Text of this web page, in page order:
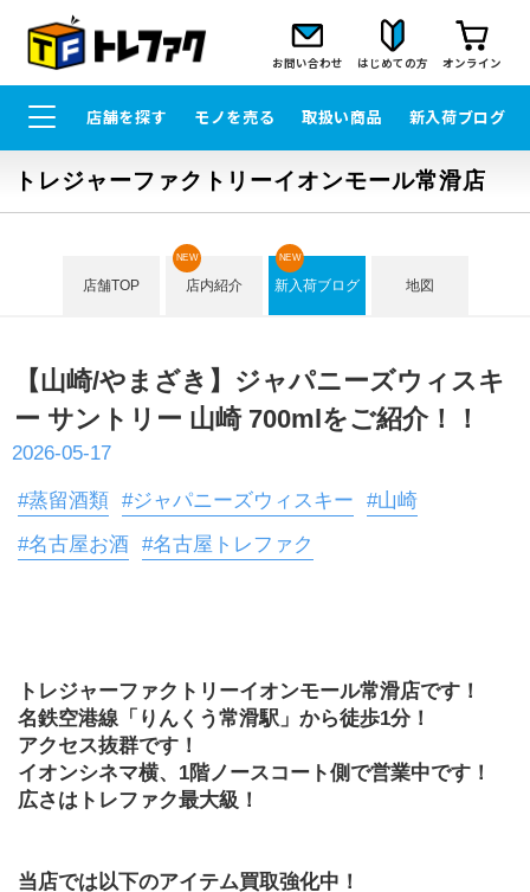
お問い合わせ はじめての方 オンライン
店舗を探す モノを売る 取扱い商品 新入荷ブログ
トレジャーファクトリーイオンモール常滑店
店舗TOP 店内紹介
NEW
新入荷ブログ
NEW
地図
【山崎/やまざき】ジャパニーズウィスキ
ー サントリー 山崎 700mlをご紹介！！
2026-05-17
#蒸留酒類 #ジャパニーズウィスキー
#山崎
#名古屋お酒 #名古屋トレファク
﻿トレジャーファクトリーイオンモール常滑店です！
名鉄空港線「りんくう常滑駅」から徒歩1分！
アクセス抜群です！
イオンシネマ横、1階ノースコート側で営業中です！
広さはトレファク最大級！
当店では以下のアイテム買取強化中！